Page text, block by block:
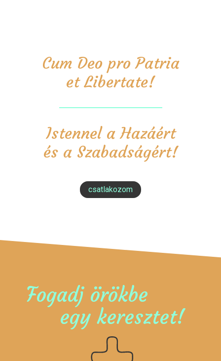
Cum Deo pro Patria
et Libertate!
Istennel a Hazáért
és a Szabadságért!
csatlakozom
Fogadj örökbe
egy keresztet!